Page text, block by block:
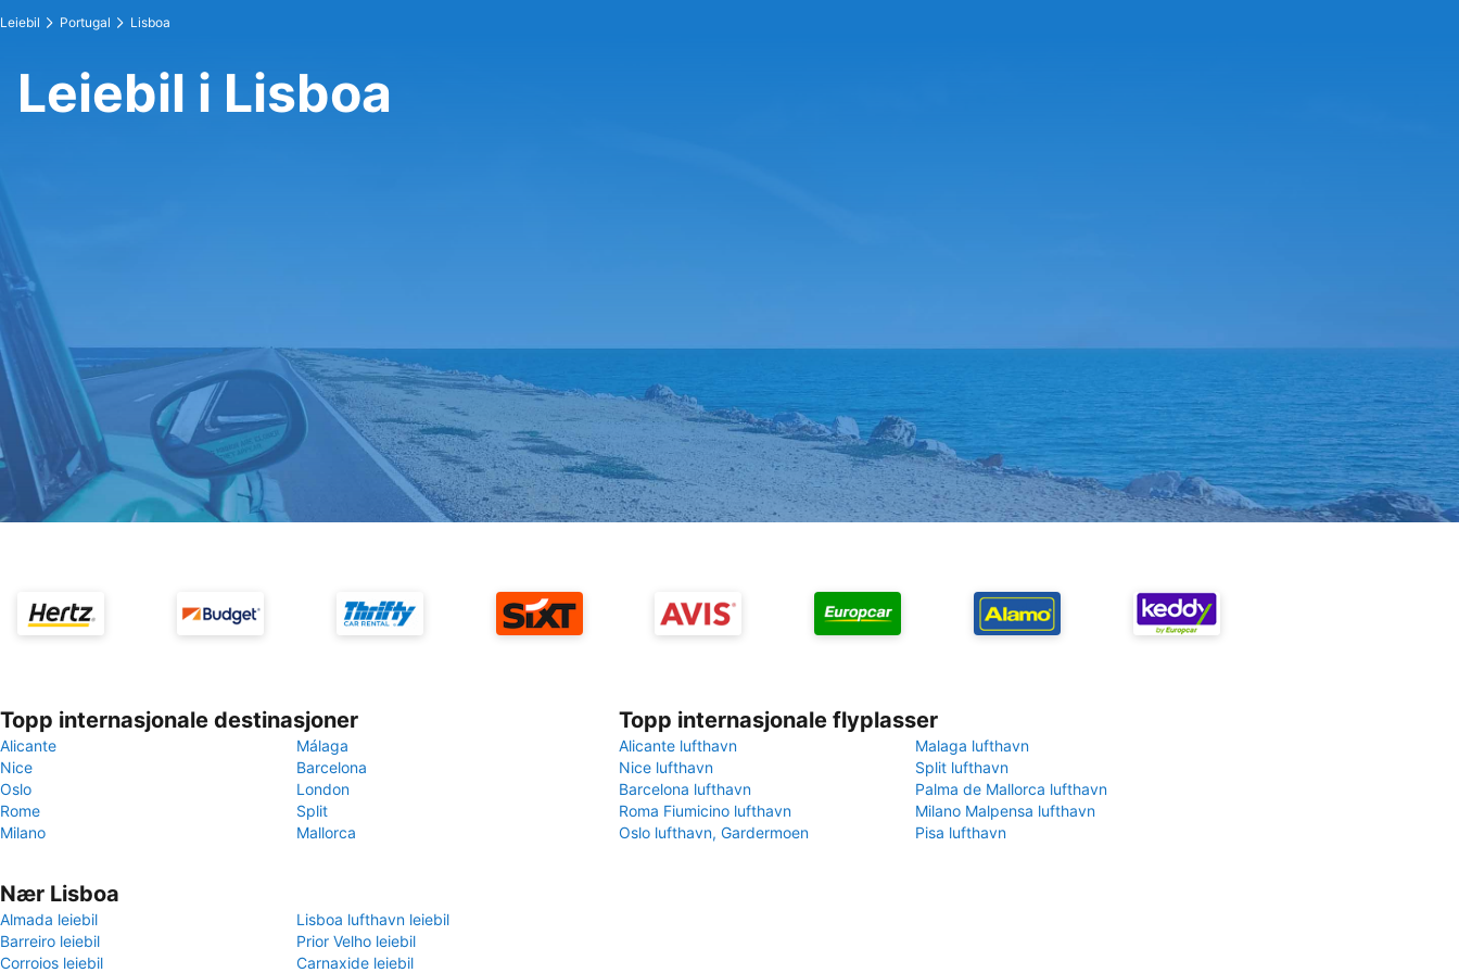
Leiebil Portugal Lisboa
Leiebil i Lisboa
Topp internasjonale destinasjoner
Alicante
Málaga
Nice
Barcelona
Oslo
London
Rome
Split
Milano
Mallorca
Topp internasjonale flyplasser
Alicante lufthavn
Malaga lufthavn
Nice lufthavn
Split lufthavn
Barcelona lufthavn
Palma de Mallorca lufthavn
Roma Fiumicino lufthavn
Milano Malpensa lufthavn
Oslo lufthavn, Gardermoen
Pisa lufthavn
Nær Lisboa
Almada leiebil
Lisboa lufthavn leiebil
Barreiro leiebil
Prior Velho leiebil
Corroios leiebil
Carnaxide leiebil